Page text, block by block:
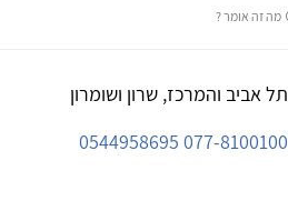
מה זה אומר ?
תל אביב והמרכז, שרון ושומרון
077-8100100 0544958695